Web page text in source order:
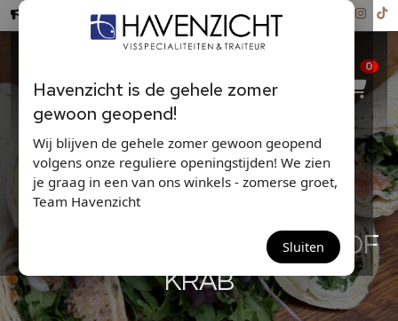
Havenzicht is de gehele zomer
gewoon geopend!
Wij blijven de gehele zomer gewoon geopend
volgens onze reguliere openingstijden! We zien
je graag in een van ons winkels - zomerse groet,
Team Havenzicht
Sluiten
Hollandse Nieuwe ...
0
VISWRAPS ZALM-TONIJN OF
KRAB